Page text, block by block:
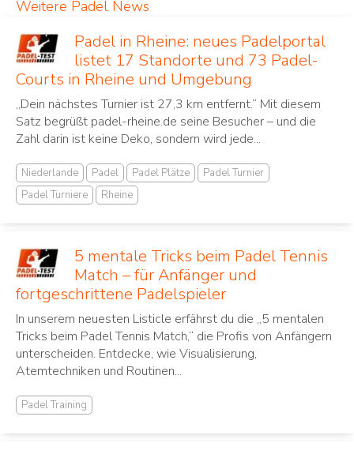
Weitere Padel News
Padel in Rheine: neues Padelportal
listet 17 Standorte und 73 Padel-
Courts in Rheine und Umgebung
„Dein nächstes Turnier ist 27,3 km entfernt.“ Mit diesem
Satz begrüßt padel-rheine.de seine Besucher – und die
Zahl darin ist keine Deko, sondern wird jede...
Niederlande Padel Padel Plätze
Padel Turnier
Padel Turniere
Rheine
5 mentale Tricks beim Padel Tennis
Match – für Anfänger und
fortgeschrittene Padelspieler
In unserem neuesten Listicle erfährst du die „5 mentalen
Tricks beim Padel Tennis Match,“ die Profis von Anfängern
unterscheiden. Entdecke, wie Visualisierung,
Atemtechniken und Routinen...
Padel Training